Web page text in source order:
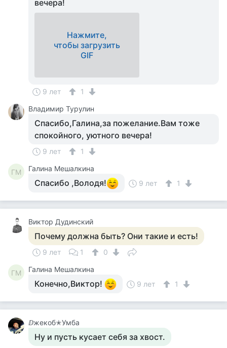
вечера!
Нажмите,
чтобы загрузить
GIF
9 лет
1
Владимир Турулин
Спасибо,Галина,за пожелание.Вам тоже
спокойного, уютного вечера!
9 лет 1
ГМ Галина Мешалкина
Спасибо ,Володя! 9 лет 1
Виктор Дудинский
Почему должна быть? Они такие и есть!
9 лет 1 0
ГМ Галина Мешалкина
Конечно,Виктор! 9 лет 1
ⅅжекоб✭Умба
Ну и пусть кусает себя за хвост.